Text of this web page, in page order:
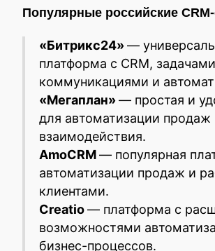
Популярные российские
«Битрикс24»—
платформа с CRM,
коммуникациями и
«Мегаплан»— простая и
для автоматизации продаж
взаимодействия.
AmoCRM— популярная
автоматизации продаж и
клиентами.
Creatio— платформа с
возможностями
бизнес-процессов.